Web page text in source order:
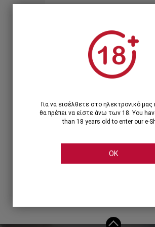
Ξεχάσατε τον κωδικό;
Ή
ΣΥΝΔΕΣΗ ΜΕ ...
Για να εισέλθετε στο ηλεκτρονικό
θα πρέπει να είστε άνω των 18. You
than 18 years old to enter our e-
OK